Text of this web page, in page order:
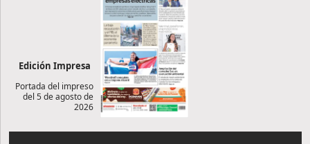
Edición Impresa
Portada del impreso
del 5 de agosto de
2026